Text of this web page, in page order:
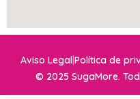
Aviso LegalPolítica de
© 2025 SugaMore.